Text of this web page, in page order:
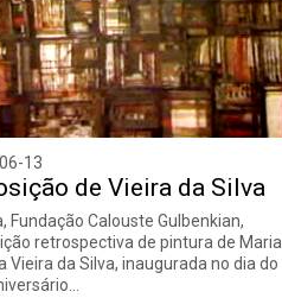
13
de Vieira da Silva
Fundação Calouste Gulbenkian,
retrospectiva de pintura de Maria
Vieira da Silva, inaugurada no dia do